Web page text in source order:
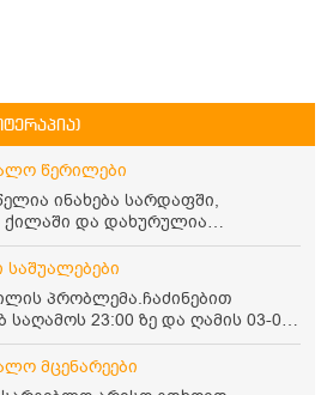
წერილები
ინახება სარდაფში,
ქილაში და დახურულია
ექნება თუ არა შენარჩუნებული
და შეიძლება თუ არა მისი
პრობლემა.ჩაძინებით
23:00 ზე და ღამის 03-00
და მერე ვერ ვიძინებ
საშუალება თუ არის ამ
მცენარეები